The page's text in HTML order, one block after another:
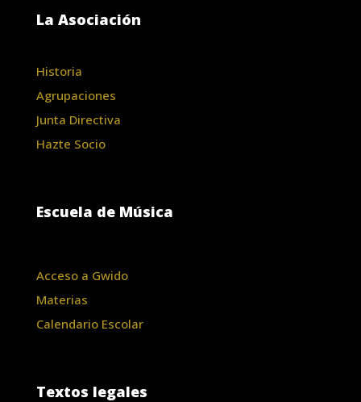
La Asociación
Historia
Agrupaciones
Junta Directiva
Hazte Socio
Escuela de Música
Acceso a Gwido
Materias
Calendario Escolar
Textos legales